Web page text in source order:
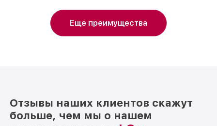
Еще преимущества
Отзывы наших клиентов скажут
больше, чем мы о нашем